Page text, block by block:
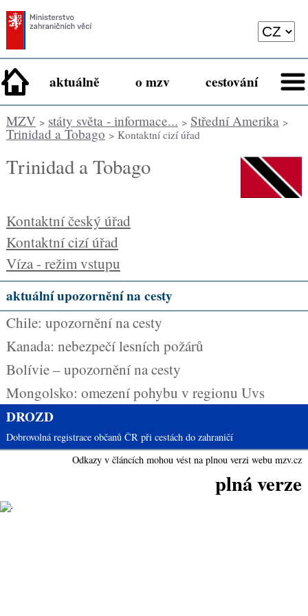
aktuálně o mzv cestování
MZV> státy světa - informace... > Střední Amerika>
Trinidad a Tobago > Kontaktní cizí úřad
Trinidad a Tobago
Kontaktní český úřad
Kontaktní cizí úřad
Víza - režim vstupu
aktuální upozornění na cesty
Chile: upozornění na cesty
Kanada: nebezpečí lesních požárů
Bolívie – upozornění na cesty
Mongolsko: omezení pohybu v regionu Uvs
DROZD
Dobrovolná registrace občanů ČR při cestách do zahraničí
Odkazy v článcích mohou vést na plnou verzi webu mzv.cz
plná verze